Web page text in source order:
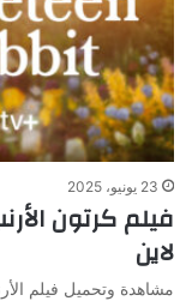
23 يونيو، 2025
لاين